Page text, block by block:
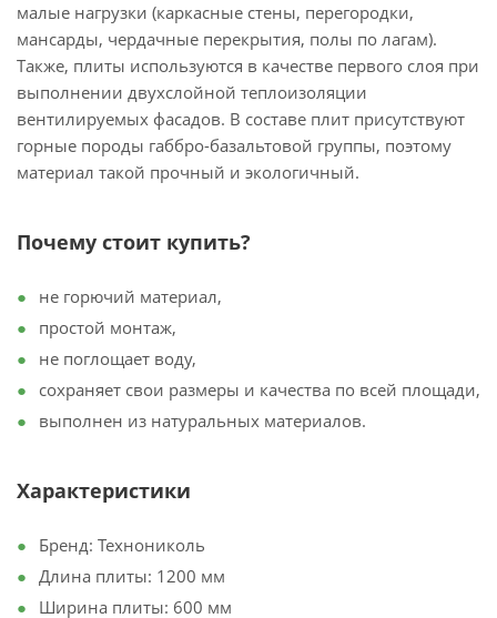
малые нагрузки (каркасные стены, перегородки,
мансарды, чердачные перекрытия, полы по лагам).
Также, плиты используются в качестве первого слоя при
выполнении двухслойной теплоизоляции
вентилируемых фасадов. В составе плит присутствуют
горные породы габбро-базальтовой группы, поэтому
материал такой прочный и экологичный.
Почему стоит купить?
не горючий материал,
простой монтаж,
не поглощает воду,
сохраняет свои размеры и качества по всей площади,
выполнен из натуральных материалов.
Характеристики
Бренд: Технониколь
Длина плиты: 1200 мм
Ширина плиты: 600 мм